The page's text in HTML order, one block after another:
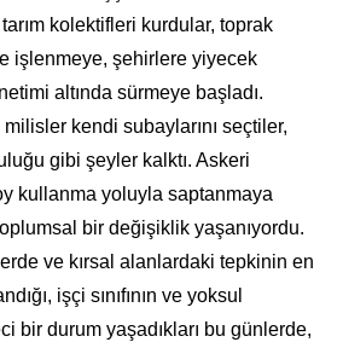
kolektifleri kurdular, toprak
işlenmeye, şehirlere yiyecek
altında sürmeye başladı.
kendi subaylarını seçtiler,
gibi şeyler kalktı. Askeri
kullanma yoluyla saptanmaya
bir değişiklik yaşanıyordu.
ve kırsal alanlardaki tepkinin en
işçi sınıfının ve yoksul
bir durum yaşadıkları bu günlerde,